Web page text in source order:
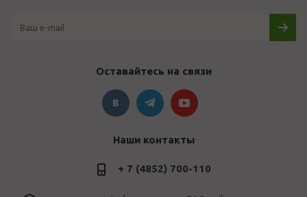
Оставайтесь на связи
Наши контакты
+ 7 (4852) 700-110